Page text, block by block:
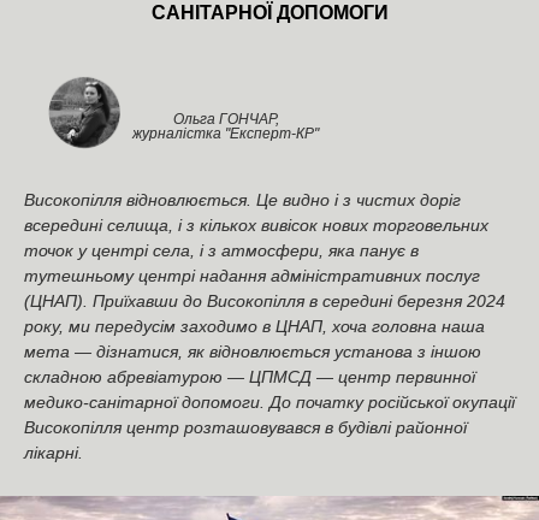
САНІТАРНОЇ ДОПОМОГИ
Ольга ГОНЧАР,
журналістка "Експерт-КР"
Високопілля відновлюється. Це видно і з чистих доріг
всередині селища, і з кількох вивісок нових торговельних
точок у центрі села, і з атмосфери, яка панує в
тутешньому центрі надання адміністративних послуг
(ЦНАП). Приїхавши до Високопілля в середині березня 2024
року, ми передусім заходимо в ЦНАП, хоча головна наша
мета — дізнатися, як відновлюється установа з іншою
складною абревіатурою — ЦПМСД — центр первинної
медико-санітарної допомоги. До початку російської окупації
Високопілля центр розташовувався в будівлі районної
лікарні.